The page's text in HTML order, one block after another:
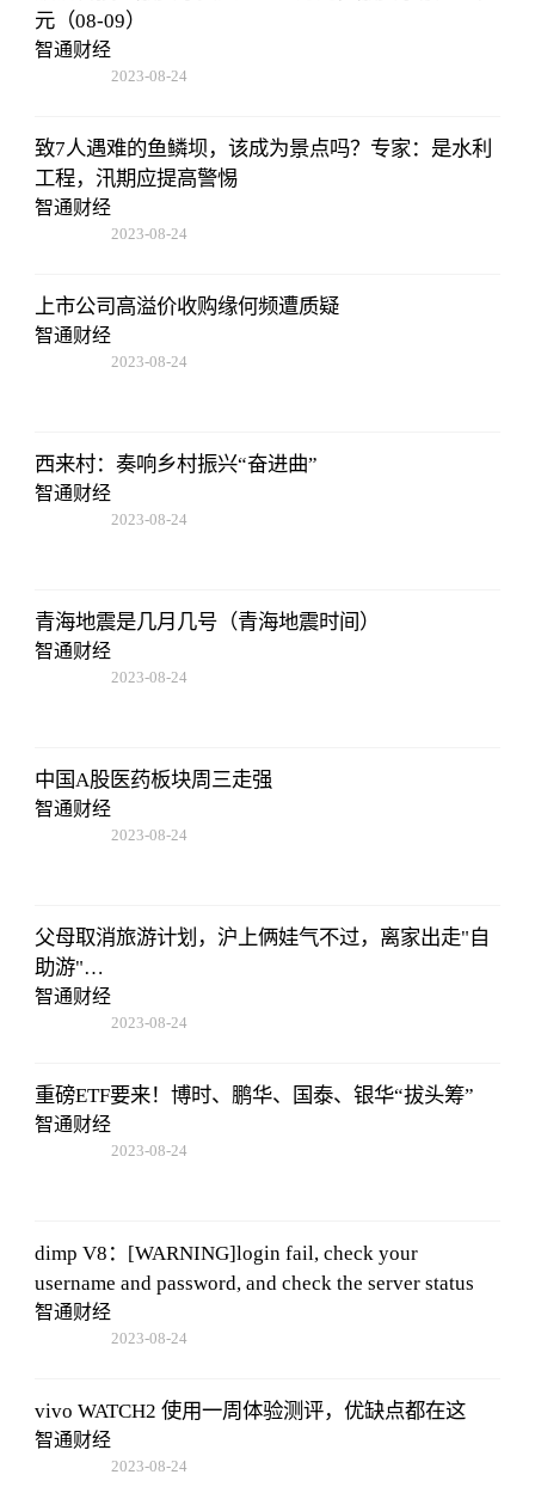
元（08-09）
智通财经
2023-08-24
致7人遇难的鱼鳞坝，该成为景点吗？专家：是水利
工程，汛期应提高警惕
智通财经
2023-08-24
上市公司高溢价收购缘何频遭质疑
智通财经
2023-08-24
西来村：奏响乡村振兴“奋进曲”
智通财经
2023-08-24
青海地震是几月几号（青海地震时间）
智通财经
2023-08-24
中国A股医药板块周三走强
智通财经
2023-08-24
父母取消旅游计划，沪上俩娃气不过，离家出走"自
助游"…
智通财经
2023-08-24
重磅ETF要来！博时、鹏华、国泰、银华“拔头筹”
智通财经
2023-08-24
dimp V8：[WARNING]login fail, check your
username and password, and check the server status
智通财经
2023-08-24
vivo WATCH2 使用一周体验测评，优缺点都在这
智通财经
2023-08-24